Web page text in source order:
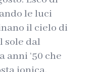
le luci
il cielo di
sole dal
‘50 che